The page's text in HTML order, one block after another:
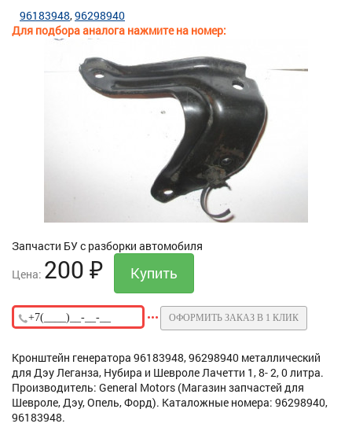
Для подбора аналога нажмите на номер:
96183948 96298940
Запчасти БУ с разборки автомобиля
Цена: 200 ₽
ОФОРМИТЬ ЗАКАЗ В 1 КЛИК
Кронштейн генератора 96183948, 96298940 металлический
для Дэу Леганза, Нубира и Шевроле Лачетти 1, 8- 2, 0 литра.
Производитель: General Motors (Магазин запчастей для
Шевроле, Дэу, Опель, Форд). Каталожные номера: 96298940,
96183948.